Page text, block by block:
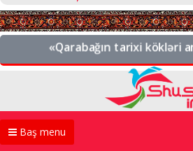
«Qarabağın tarixi kökləri
Baş menu